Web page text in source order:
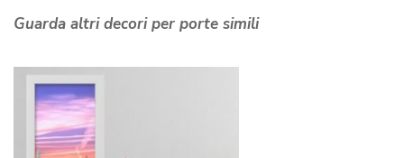
Guarda altri decori per porte simili